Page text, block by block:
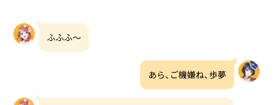
ふふふ〜
あら、ご機嫌ね、歩夢